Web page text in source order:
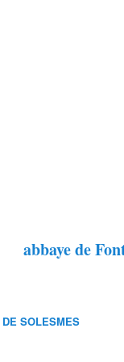
abbaye de
SOLESMES